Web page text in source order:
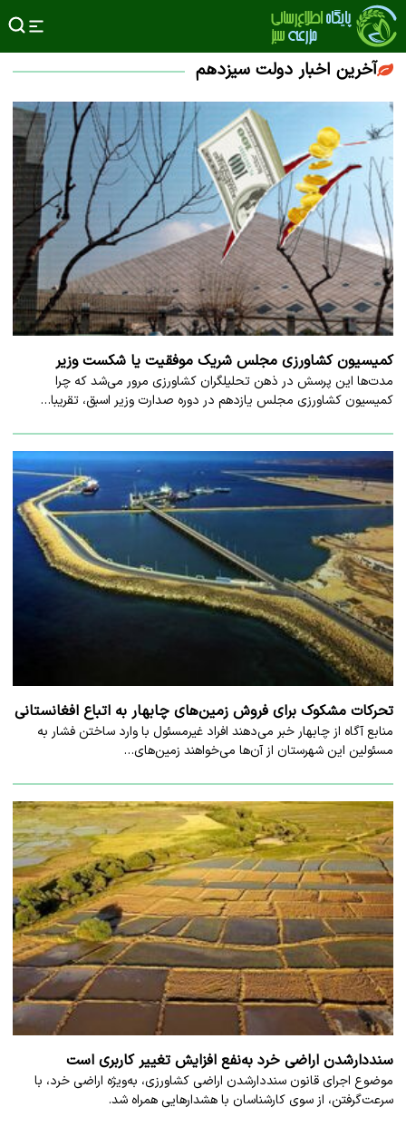
آخرین اخبار دولت سیزدهم
کمیسیون کشاورزی مجلس شریک موفقیت یا شکست وزیر
مدت‌ها این پرسش در ذهن تحلیلگران کشاورزی مرور می‌شد که چرا
کمیسیون کشاورزی مجلس یازدهم در دوره صدارت وزیر اسبق، تقریبا…
تحرکات مشکوک برای فروش زمین‌های چابهار به اتباع افغانستانی
منابع آگاه از چابهار خبر می‌دهند افراد غیرمسئول با وارد ساختن فشار به
مسئولین این شهرستان از آن‌ها می‌خواهند زمین‌های…
سنددارشدن اراضی خرد به‌نفع افزایش تغییر کاربری است
موضوع اجرای قانون سنددارشدن اراضی کشاورزی، به‌ویژه اراضی خرد، با
سرعت‌گرفتن، از سوی کارشناسان با هشدارهایی همراه شد.